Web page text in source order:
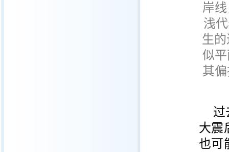
岸
浅
生
似
其
过
大震
也可